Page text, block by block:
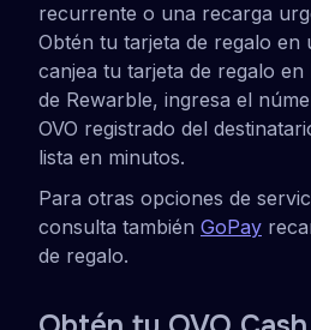
recurrente o una recarga
Obtén tu tarjeta de regalo en
canjea tu tarjeta de regalo en
de Rewarble, ingresa el
OVO registrado del
lista en minutos.
Para otras opciones de
consulta también GoPay
de regalo.